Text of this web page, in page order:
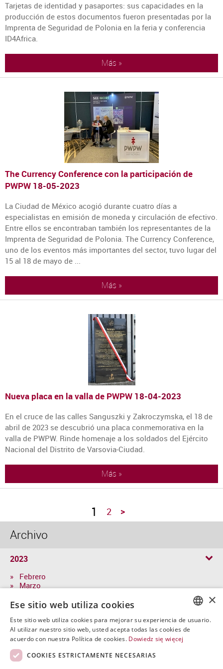
Tarjetas de identidad y pasaportes: sus capacidades en la
producción de estos documentos fueron presentadas por la
Imprenta de Seguridad de Polonia en la feria y conferencia
ID4Africa.
Más »
The Currency Conference con la participación de
PWPW 18-05-2023
La Ciudad de México acogió durante cuatro días a
especialistas en emisión de moneda y circulación de efectivo.
Entre ellos se encontraban también los representantes de la
Imprenta de Seguridad de Polonia. The Currency Conference,
uno de los eventos más importantes del sector, tuvo lugar del
15 al 18 de mayo de ...
Más »
Nueva placa en la valla de PWPW 18-04-2023
En el cruce de las calles Sanguszki y Zakroczymska, el 18 de
abril de 2023 se descubrió una placa conmemorativa en la
valla de PWPW. Rinde homenaje a los soldados del Ejército
Nacional del Distrito de Varsovia-Ciudad.
Más »
1 2 >
Archivo
2023
» Febrero
» Marzo
» Mayol
» Julio
» Agosto
POLISH
×
Ese sitio web utiliza cookies
Este sitio web utiliza cookies para mejorar su experiencia de usuario.
Al utilizar nuestro sitio web, usted acepta todas las cookies de
acuerdo con nuestra Política de cookies. Dowiedz się więcej
COOKIES ESTRICTAMENTE NECESARIAS